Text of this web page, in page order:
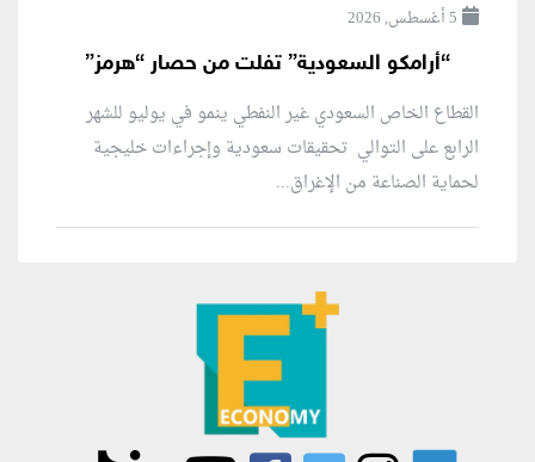
5 أغسطس, 2026
“أرامكو السعودية” تفلت من حصار “هرمز”
القطاع الخاص السعودي غير النفطي ينمو في يوليو للشهر
الرابع على التوالي تحقيقات سعودية وإجراءات خليجية
لحماية الصناعة من الإغراق...